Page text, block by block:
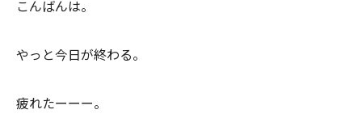
こんばんは。
やっと今日が終わる。
疲れたーーー。